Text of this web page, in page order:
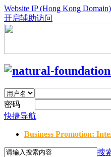
Website IP (Hong Kong
开启辅助访问
密码
快捷导航
Business Promotion:
搜